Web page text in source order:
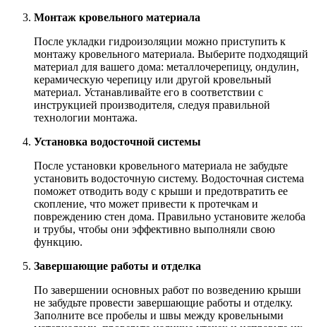
Монтаж кровельного материала
После укладки гидроизоляции можно приступить к
монтажу кровельного материала. Выберите подходящий
материал для вашего дома: металлочерепицу, ондулин,
керамическую черепицу или другой кровельный
материал. Устанавливайте его в соответствии с
инструкцией производителя, следуя правильной
технологии монтажа.
Установка водосточной системы
После установки кровельного материала не забудьте
установить водосточную систему. Водосточная система
поможет отводить воду с крыши и предотвратить ее
скопление, что может привести к протечкам и
повреждению стен дома. Правильно установите желоба
и трубы, чтобы они эффективно выполняли свою
функцию.
Завершающие работы и отделка
По завершении основных работ по возведению крыши
не забудьте провести завершающие работы и отделку.
Заполните все пробелы и швы между кровельными